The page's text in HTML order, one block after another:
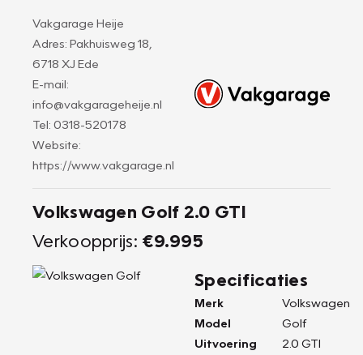
Vakgarage Heije
Adres: Pakhuisweg 18,
6718 XJ Ede
E-mail:
info@vakgarageheije.nl
Tel: 0318-520178
Website:
https://www.vakgarage.nl
Volkswagen Golf 2.0 GTI
Verkoopprijs: €9.995
Specificaties
Merk
Volkswagen
Model
Golf
Uitvoering
2.0 GTI